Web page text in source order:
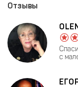
Отзывы
с